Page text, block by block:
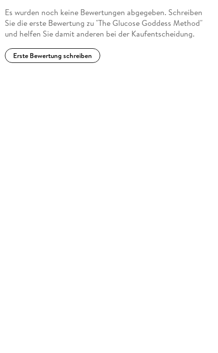
Es wurden noch keine Bewertungen abgegeben. Schreiben
Sie die erste Bewertung zu "The Glucose Goddess Method"
und helfen Sie damit anderen bei der Kaufentscheidung.
Erste Bewertung schreiben